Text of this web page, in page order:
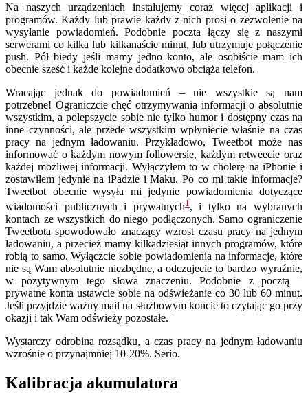
Na naszych urządzeniach instalujemy coraz więcej aplikacji i
programów. Każdy lub prawie każdy z nich prosi o zezwolenie na
wysyłanie powiadomień. Podobnie poczta łączy się z naszymi
serwerami co kilka lub kilkanaście minut, lub utrzymuje połączenie
push. Pół biedy jeśli mamy jedno konto, ale osobiście mam ich
obecnie sześć i każde kolejne dodatkowo obciąża telefon.
Wracając jednak do powiadomień – nie wszystkie są nam
potrzebne! Ograniczcie chęć otrzymywania informacji o absolutnie
wszystkim, a polepszycie sobie nie tylko humor i dostępny czas na
inne czynności, ale przede wszystkim wpłyniecie właśnie na czas
pracy na jednym ładowaniu. Przykładowo, Tweetbot może nas
informować o każdym nowym followersie, każdym retweecie oraz
każdej możliwej informacji. Wyłączyłem to w cholerę na iPhonie i
zostawiłem jedynie na iPadzie i Maku. Po co mi takie informacje?
Tweetbot obecnie wysyła mi jedynie powiadomienia dotyczące
wiadomości publicznych i prywatnych1, i tylko na wybranych
kontach ze wszystkich do niego podłączonych. Samo ograniczenie
Tweetbota spowodowało znaczący wzrost czasu pracy na jednym
ładowaniu, a przecież mamy kilkadziesiąt innych programów, które
robią to samo. Wyłączcie sobie powiadomienia na informacje, które
nie są Wam absolutnie niezbędne, a odczujecie to bardzo wyraźnie,
w pozytywnym tego słowa znaczeniu. Podobnie z pocztą –
prywatne konta ustawcie sobie na odświeżanie co 30 lub 60 minut.
Jeśli przyjdzie ważny mail na służbowym koncie to czytając go przy
okazji i tak Wam odświeży pozostałe.
Wystarczy odrobina rozsądku, a czas pracy na jednym ładowaniu
wzrośnie o przynajmniej 10-20%. Serio.
Kalibracja akumulatora